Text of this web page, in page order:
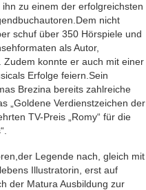
zu einem der erfolgreichsten
nicht
schuf über 350 Hörspiele und
als Autor,
konnte er auch mit einer
Erfolge feiern.Sein
Brezina bereits zahlreiche
„Goldene Verdienstzeichen der
TV-Preis „Romy“ für die
Legende nach, gleich mit
Illustratorin, erst auf
der Matura Ausbildung zur